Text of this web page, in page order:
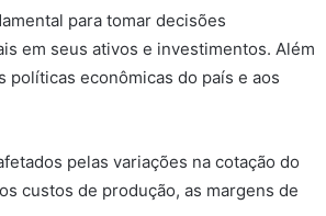
para tomar decisões
em seus ativos e investimentos. Além
políticas econômicas do país e aos
pelas variações na cotação do
custos de produção, as margens de